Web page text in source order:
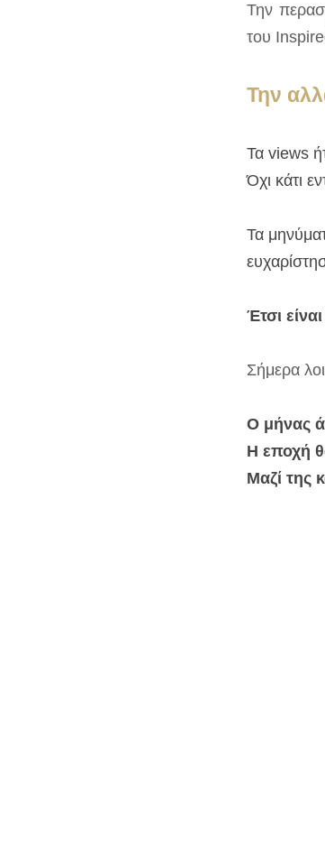
Την
του
Την
Τα views
Όχι κάτι
Τα
Έτσι
Σήμερα
Ο μήνας
Η εποχή
Μαζί της